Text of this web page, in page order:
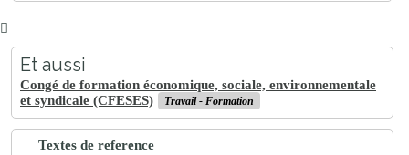
Et aussi
Congé de formation économique, sociale, environnementale
et syndicale (CFESES)
Travail - Formation
Textes de reference